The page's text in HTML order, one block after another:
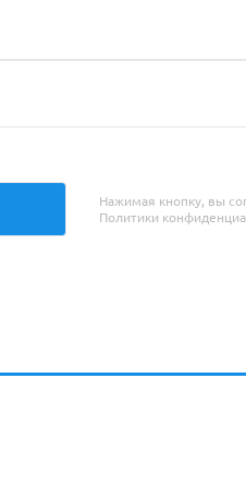
Нажимая кнопку, вы
Политики